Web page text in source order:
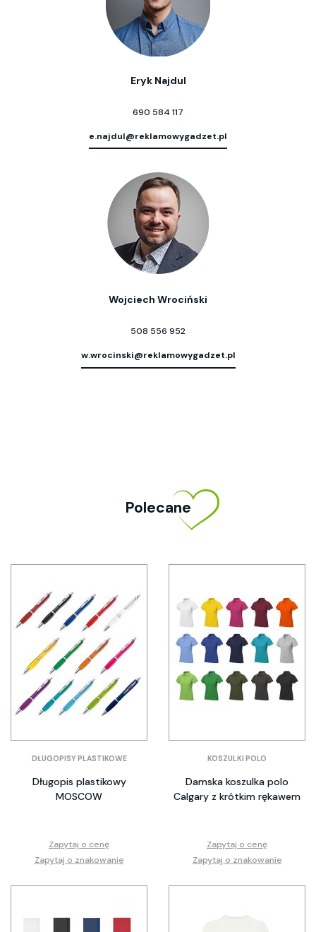
Eryk Najdul
690 584 117
e.najdul@reklamowygadzet.pl
Wojciech Wrociński
508 556 952
w.wrocinski@reklamowygadzet.pl
Polecane
DŁUGOPISY PLASTIKOWE
Długopis plastikowy
MOSCOW
Zapytaj o cenę
Zapytaj o znakowanie
KOSZULKI POLO
Damska koszulka polo
Calgary z krótkim rękawem
Zapytaj o cenę
Zapytaj o znakowanie